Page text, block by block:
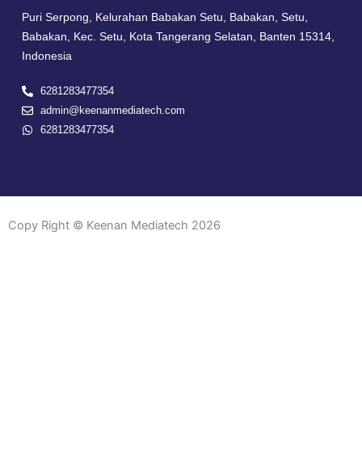
Puri Serpong, Kelurahan Babakan Setu, Babakan, Setu,
Babakan, Kec. Setu, Kota Tangerang Selatan, Banten 15314,
Indonesia
6281283477354
admin@keenanmediatech.com
6281283477354
Copy Right © Keenan Mediatech 2026